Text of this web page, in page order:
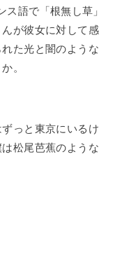
語で「根無し草」
が彼女に対して感
た光と闇のような
。
っと東京にいるけ
松尾芭蕉のような